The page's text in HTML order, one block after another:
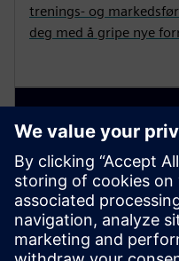
trenings- og
deg med å gripe nye